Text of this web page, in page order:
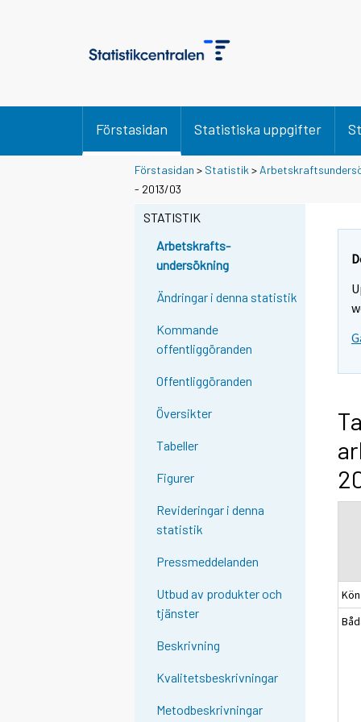
Förstasidan Statistiska uppgifter
Förstasidan > Statistik >
- 2013/03
STATISTIK
Arbetskrafts-
undersökning
Ändringar i denna statistik
Kommande
offentliggöranden
Offentliggöranden
Översikter
Tabeller
Figurer
Revideringar i denna
statistik
Pressmeddelanden
Utbud av produkter och
tjänster
Beskrivning
Kvalitetsbeskrivningar
Metodbeskrivningar
Kön